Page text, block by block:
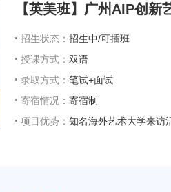
【英美班】广州AIP创
招生状态：招生中/可插班
授课方式：双语
录取方式：笔试+面试
寄宿情况：寄宿制
项目优势：知名海外艺术大学来访